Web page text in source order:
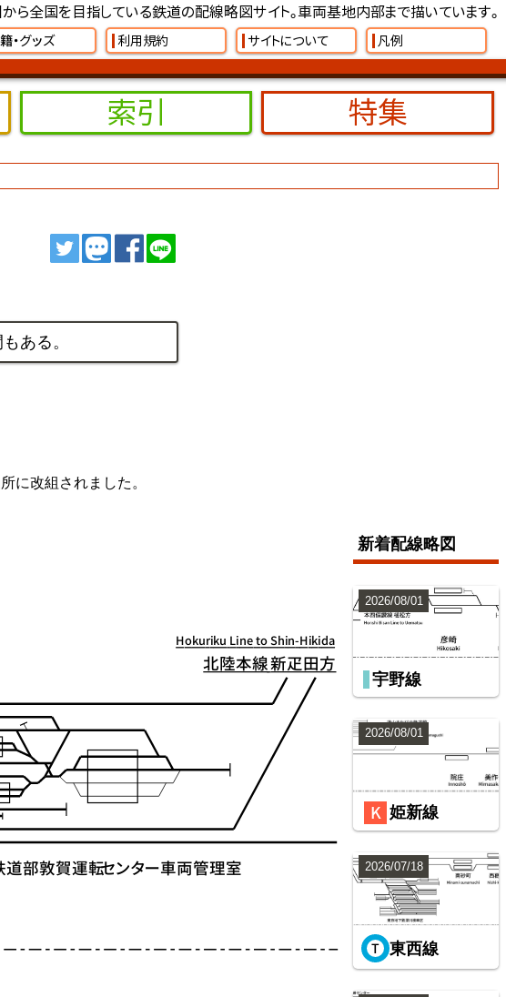
ら全国を目指している鉄道の配線略図サイト。車両基地内部まで描いています。
・グッズ 利用規約 サイトについて 凡例
索引 特集
ツイートトゥート
シェア
ある。
に改組されました。
新着配線略図
宇野線
2026/08/01
姫新線
2026/08/01
東西線
2026/07/18